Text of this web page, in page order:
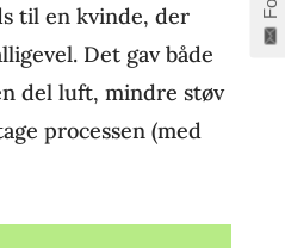
til en kvinde, der
Det gav både
del luft, mindre støv
processen (med